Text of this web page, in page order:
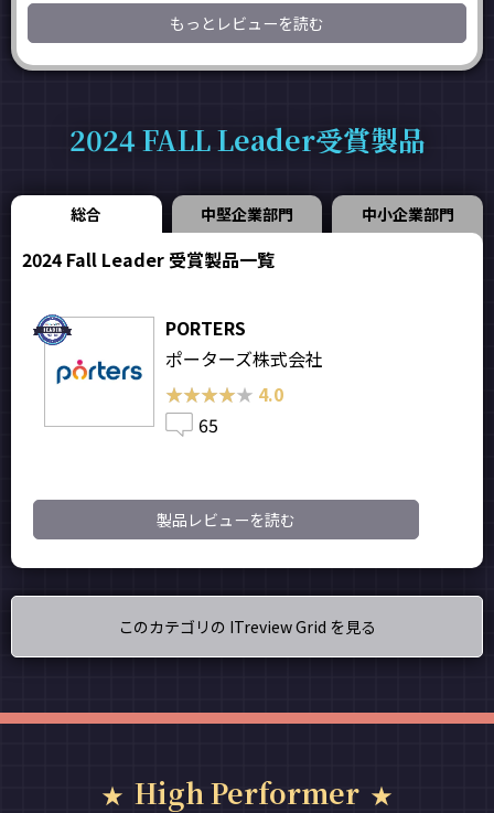
もっとレビューを読む
2024 FALL Leader受賞製品
総合 中堅企業部門 中小企業部門
2024 Fall Leader 受賞製品一覧
PORTERS
ポーターズ株式会社
★★★★★
★★★★★ 4.0
65
製品レビューを読む
このカテゴリの ITreview Grid を見る
High Performer